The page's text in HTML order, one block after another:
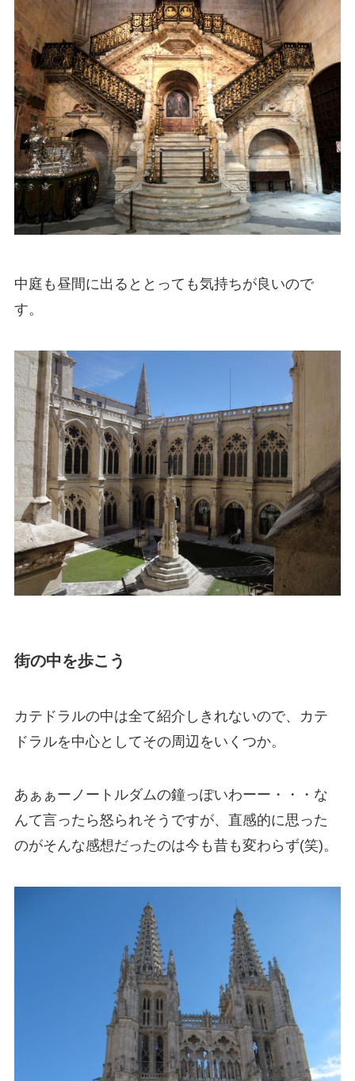
中庭も昼間に出るととっても気持ちが良いので
す。
街の中を歩こう
カテドラルの中は全て紹介しきれないので、カテ
ドラルを中心としてその周辺をいくつか。
あぁぁーノートルダムの鐘っぽいわーー・・・な
んて言ったら怒られそうですが、直感的に思った
のがそんな感想だったのは今も昔も変わらず(笑)。